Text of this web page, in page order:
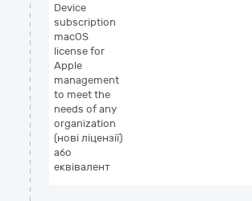
Device
subscription
macOS
license for
Apple
management
to meet the
needs of any
organization
(нові ліцензії)
або
еквівалент